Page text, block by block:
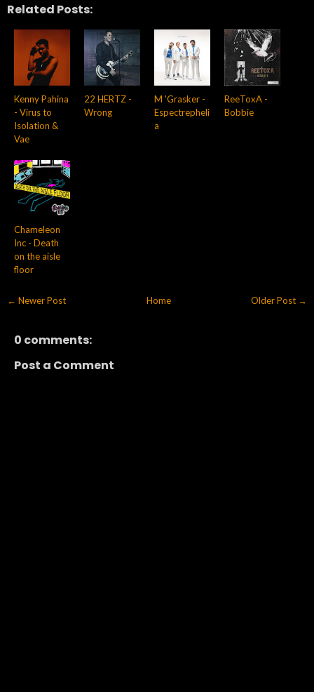
Related Posts:
Kenny Pahina
- Virus to
Isolation &
Vae
22 HERTZ -
Wrong
M 'Grasker -
Espectrepheli
a
ReeToxA -
Bobbie
Chameleon
Inc - Death
on the aisle
floor
← Newer Post Older Post →
Home
0 comments:
Post a Comment